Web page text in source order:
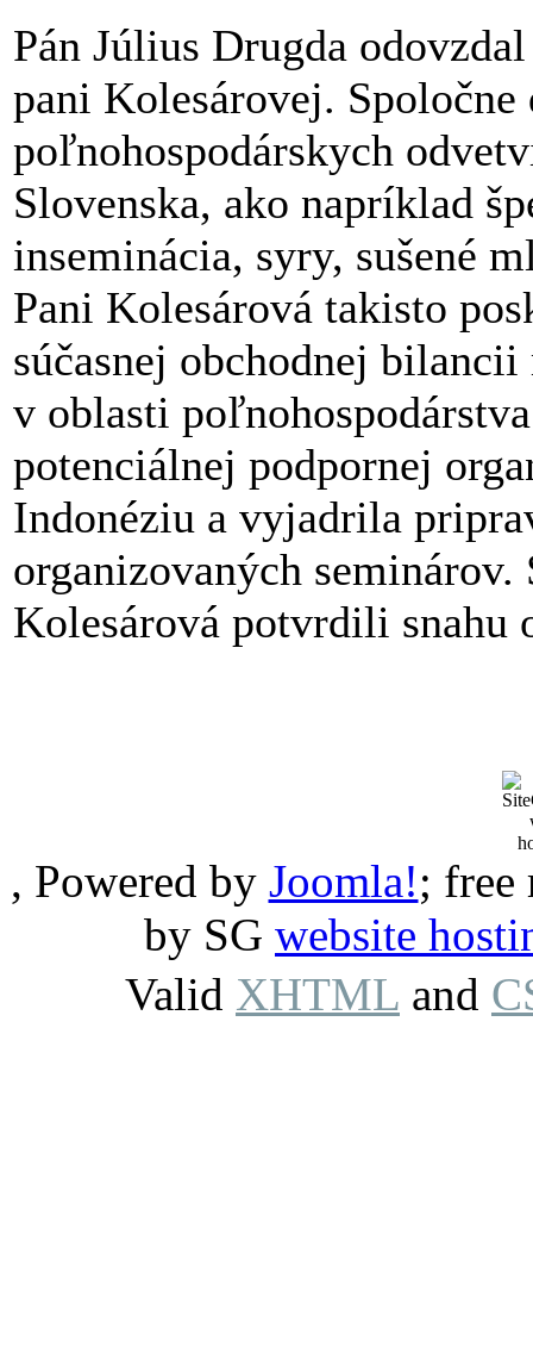
Pán Július Drugda
pani Kolesárovej.
poľnohospodárskych
Slovenska, ako napríklad
inseminácia, syry, sušené
Pani Kolesárová takisto
súčasnej obchodnej
v oblasti
potenciálnej podpornej
Indonéziu a vyjadrila
organizovaných
Kolesárová potvrdili snahu
, Powered by Joomla!; free
by SG website
Valid XHTML and